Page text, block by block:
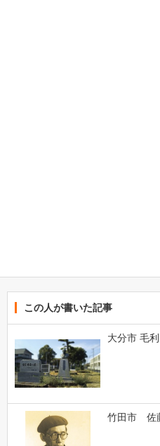
この人が書いた記事
大分市 毛
竹田市 佐